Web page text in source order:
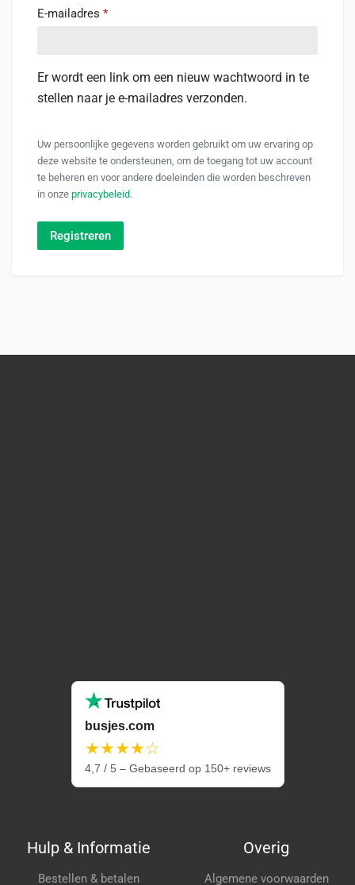
E-mailadres *
Er wordt een link om een nieuw wachtwoord in te
stellen naar je e-mailadres verzonden.
Uw persoonlijke gegevens worden gebruikt om uw ervaring op
deze website te ondersteunen, om de toegang tot uw account
te beheren en voor andere doeleinden die worden beschreven
in onze privacybeleid.
Registreren
busjes.com
★★★★☆
4,7 / 5 – Gebaseerd op 150+ reviews
Hulp & Informatie
Bestellen & betalen
Overig
Algemene voorwaarden